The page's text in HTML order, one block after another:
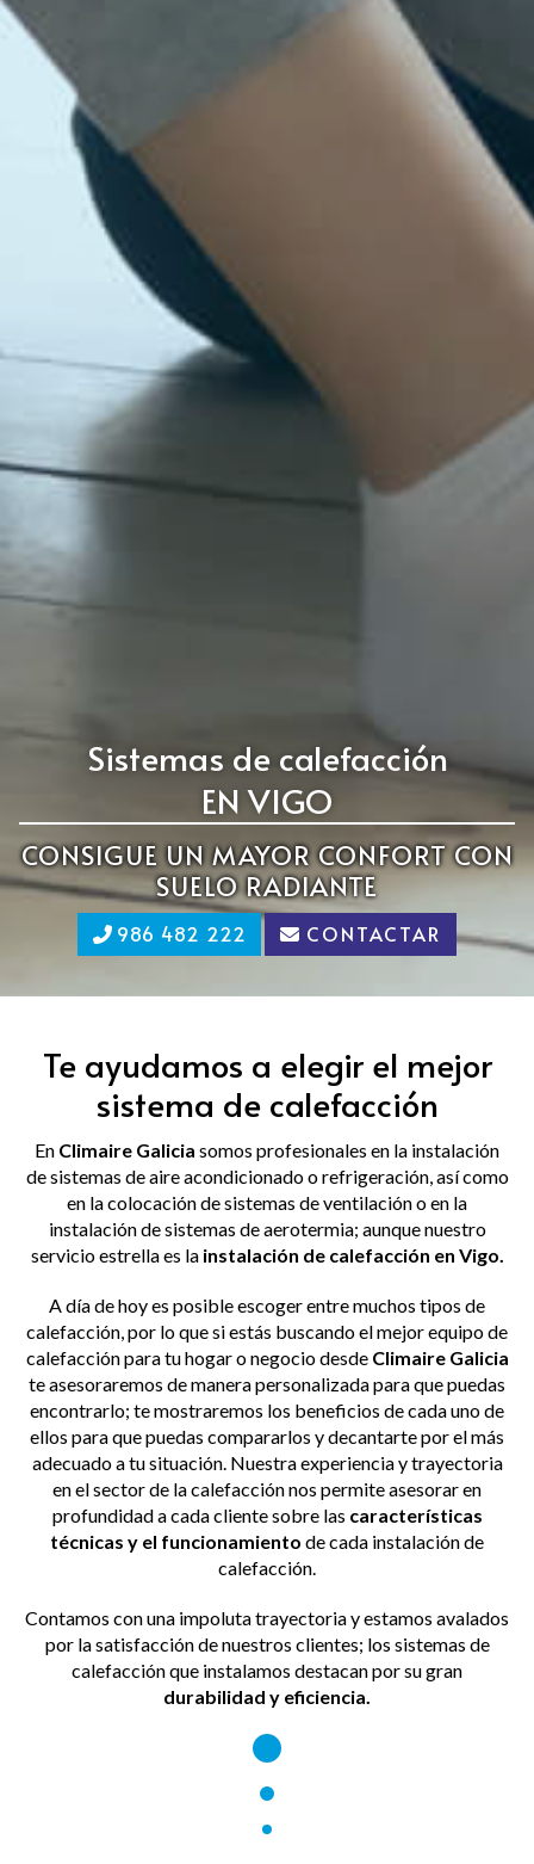
Sistemas de calefacción
EN VIGO
CONSIGUE UN MAYOR CONFORT CON
SUELO RADIANTE
986 482 222 CONTACTAR
Te ayudamos a elegir el mejor
sistema de calefacción
En Climaire Galicia somos profesionales en la instalación
de sistemas de aire acondicionado o refrigeración, así como
en la colocación de sistemas de ventilación o en la
instalación de sistemas de aerotermia; aunque nuestro
servicio estrella es la instalación de calefacción en Vigo.
A día de hoy es posible escoger entre muchos tipos de
calefacción, por lo que si estás buscando el mejor equipo de
calefacción para tu hogar o negocio desde Climaire Galicia
te asesoraremos de manera personalizada para que puedas
encontrarlo; te mostraremos los beneficios de cada uno de
ellos para que puedas compararlos y decantarte por el más
adecuado a tu situación. Nuestra experiencia y trayectoria
en el sector de la calefacción nos permite asesorar en
profundidad a cada cliente sobre las características
técnicas y el funcionamiento de cada instalación de
calefacción.
Contamos con una impoluta trayectoria y estamos avalados
por la satisfacción de nuestros clientes; los sistemas de
calefacción que instalamos destacan por su gran
durabilidad y eficiencia.